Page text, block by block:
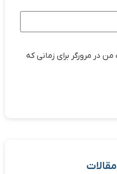
در مرورگر برای زمانی که